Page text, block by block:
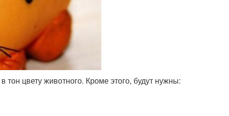
цвету животного. Кроме этого, будут нужны: